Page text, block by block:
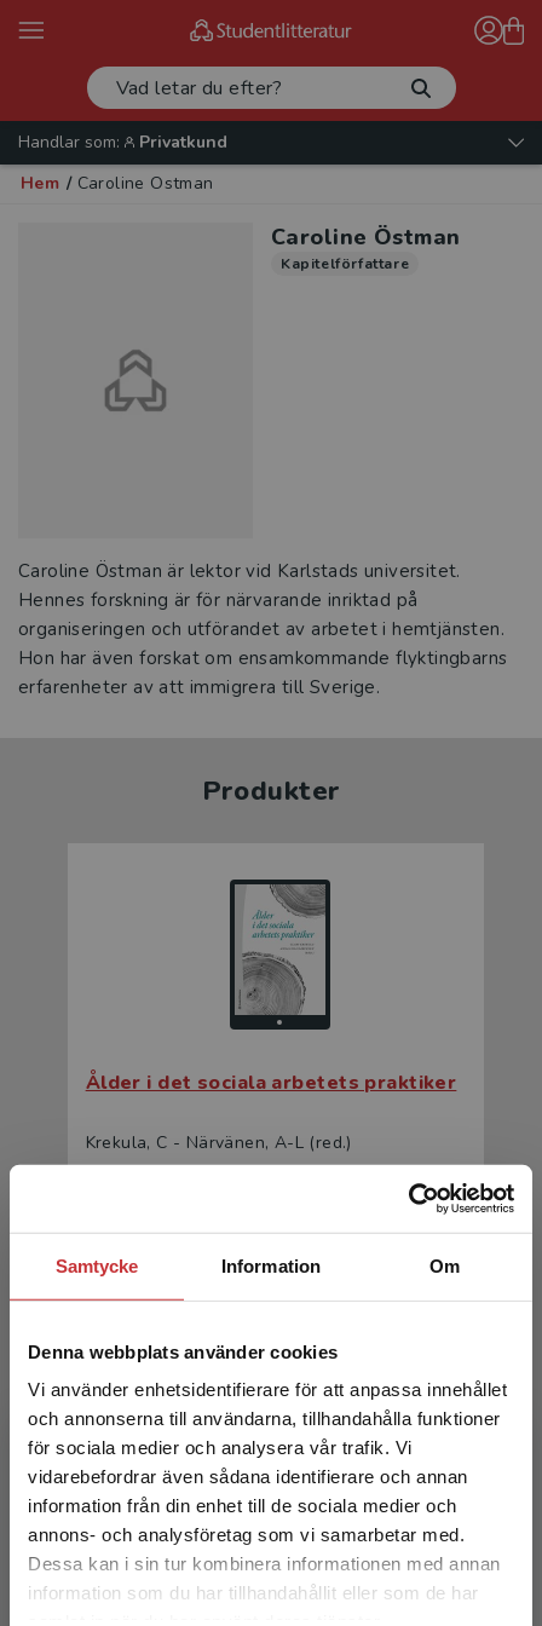
Samtycke Information Om
Denna webbplats använder cookies
Vi använder enhetsidentifierare för att anpassa innehållet
och annonserna till användarna, tillhandahålla funktioner
för sociala medier och analysera vår trafik. Vi
vidarebefordrar även sådana identifierare och annan
information från din enhet till de sociala medier och
annons- och analysföretag som vi samarbetar med.
Dessa kan i sin tur kombinera informationen med annan
information som du har tillhandahållit eller som de har
Begränsad fraktregion
Det verkar som att du besöker
Handlar som:
Privatkund
Hem / Caroline Östman
Caroline Östman
Kapitelförfattare
Caroline Östman är lektor vid Karlstads universitet.
Hennes forskning är för närvarande inriktad på
organiseringen och utförandet av arbetet i hemtjänsten.
Hon har även forskat om ensamkommande flyktingbarns
erfarenheter av att immigrera till Sverige.
Produkter
Ålder i det sociala arbetets praktiker
Krekula, C - Närvänen, A-L (red.)
Ålder i det sociala arbetets praktiker
Krekula, C - Närvänen, A-L (red.)
331 krinkl. moms
Exkl. moms: 312 kr